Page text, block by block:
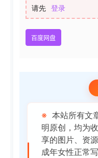
请先 登录
百度网盘
※ 本站所有文
明原创，均为
享的图片、资
成年女性正常